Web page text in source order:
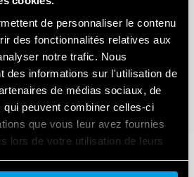
de personnaliser le contenu
des fonctionnalités relatives aux
notre trafic. Nous
des informations sur l'utilisation de
de médias sociaux, de
qui peuvent combiner celles-ci
que vous leur avez fournies
lors de votre utilisation de leurs